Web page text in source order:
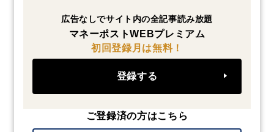
広告なしでサイト内の全記事読み放題
マネーポストWEBプレミアム
初回登録月は無料！
登録する
ご登録済の方はこちら